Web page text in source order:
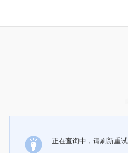
正在查询中，请刷新重试